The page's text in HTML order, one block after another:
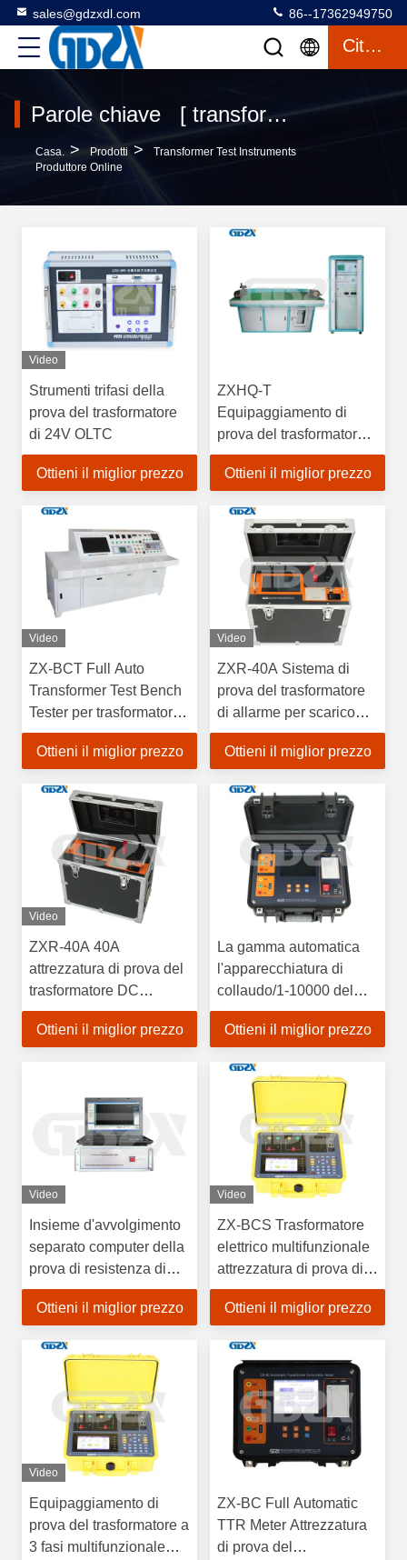
sales@gdzxdl.com 86--17362949750
Citazione
Parole chiave [ transformer test instruments ] Corrispondenza 120 prodotti
Casa. > Prodotti >
Transformer Test Instruments
Produttore Online
Video
Strumenti trifasi della
prova del trasformatore
di 24V OLTC
Ottieni il miglior prezzo
ZXHQ-T
Equipaggiamento di
prova del trasformatore
strumentale
completamente
prova del sistema
Ottieni il miglior prezzo
Video
ZX-BCT Full Auto
Transformer Test Bench
Tester per trasformatori
multiuso può essere
personalizzato
Ottieni il miglior prezzo
Video
ZXR-40A Sistema di
prova del trasformatore
di allarme per scarico
sonoro, 40A DC
Resistance Meter
rapida
Ottieni il miglior prezzo
Video
ZXR-40A 40A
attrezzatura di prova del
trasformatore DC
resistenza
all'avvolgimento Tester
Ottieni il miglior prezzo
La gamma automatica
l'apparecchiatura di
collaudo/1-10000 del
trasformatore elettrico di
ZX-BC gira il metro di
Ottieni il miglior prezzo
Video
Insieme d'avvolgimento
separato computer della
prova di resistenza di
deformazione del
trasformatore, prova Kit
del trasformatore
Ottieni il miglior prezzo
Video
ZX-BCS Trasformatore
elettrico multifunzionale
attrezzatura di prova di
giri rapporto test di
gruppo vettoriale Tester
Ottieni il miglior prezzo
Video
Equipaggiamento di
prova del trasformatore a
3 fasi multifunzionale
ZX-BC Full Automatic
TTR Meter Attrezzatura
di prova del